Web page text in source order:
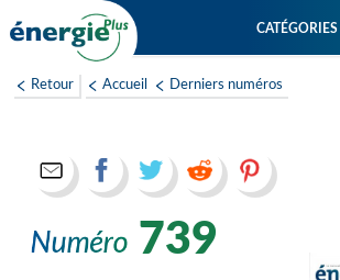
au
CATÉGORIES
Retour Accueil Derniers numéros
739